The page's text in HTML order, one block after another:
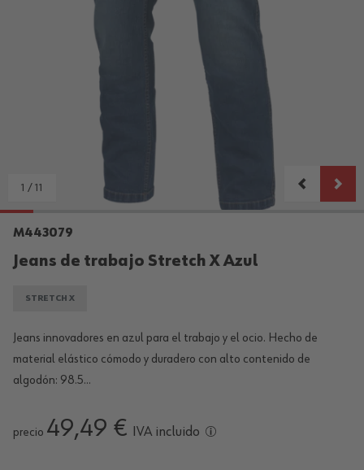
1 / 11
M443079
Jeans de trabajo Stretch X Azul
STRETCH X
Jeans innovadores en azul para el trabajo y el ocio. Hecho de
material elástico cómodo y duradero con alto contenido de
algodón: 98.5...
precio 49,49 € IVA incluido